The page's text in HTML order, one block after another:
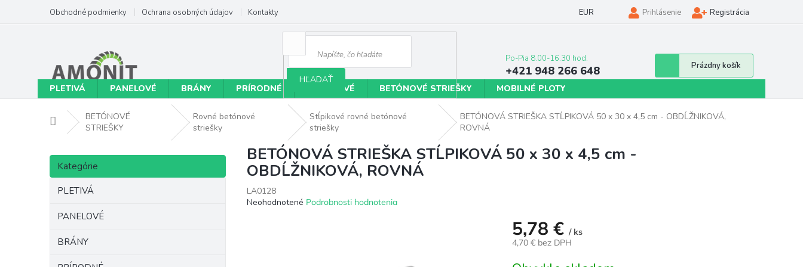
obsah
Obchodné podmienky Ochrana osobných údajov Kontakty EUR Prihlásenie Registrácia
HĽADAŤ
+421 948 266 648
Nákupný
košík
Prázdny košík
PLETIVÁ PANELOVÉ BRÁNY PRÍRODNÉ BETÓNOVÉ BETÓNOVÉ STRIEŠKY MOBILNÉ PLOTY
DomovBETÓNOVÉ
STRIEŠKY
Rovné betónové
striešky
Stĺpikové rovné betónové
striešky
BETÓNOVÁ STRIEŠKA STĹPIKOVÁ 50 x 30 x 4,5 cm - OBDĹŽNIKOVÁ,
ROVNÁ
B
č
Preskočiť
kategórie
Kategórie
PLETIVÁ
PANELOVÉ
BRÁNY
BETÓNOVÁ STRIEŠKA STĹPIKOVÁ 50 x 30 x 4,5 cm -
OBDĹŽNIKOVÁ, ROVNÁ
LA0128
Priemerné
Neohodnotené Podrobnosti hodnotenia
5,78 € / ks
4,70 € bez DPH